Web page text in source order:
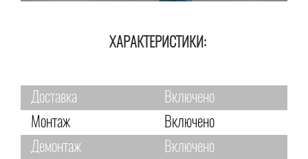
ХАРАКТЕРИСТИКИ:
Доставка
Включено
Монтаж
Включено
Демонтаж
Включено